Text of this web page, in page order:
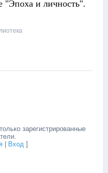
"Эпоха и личность".
зарегистрированные
| Вход]